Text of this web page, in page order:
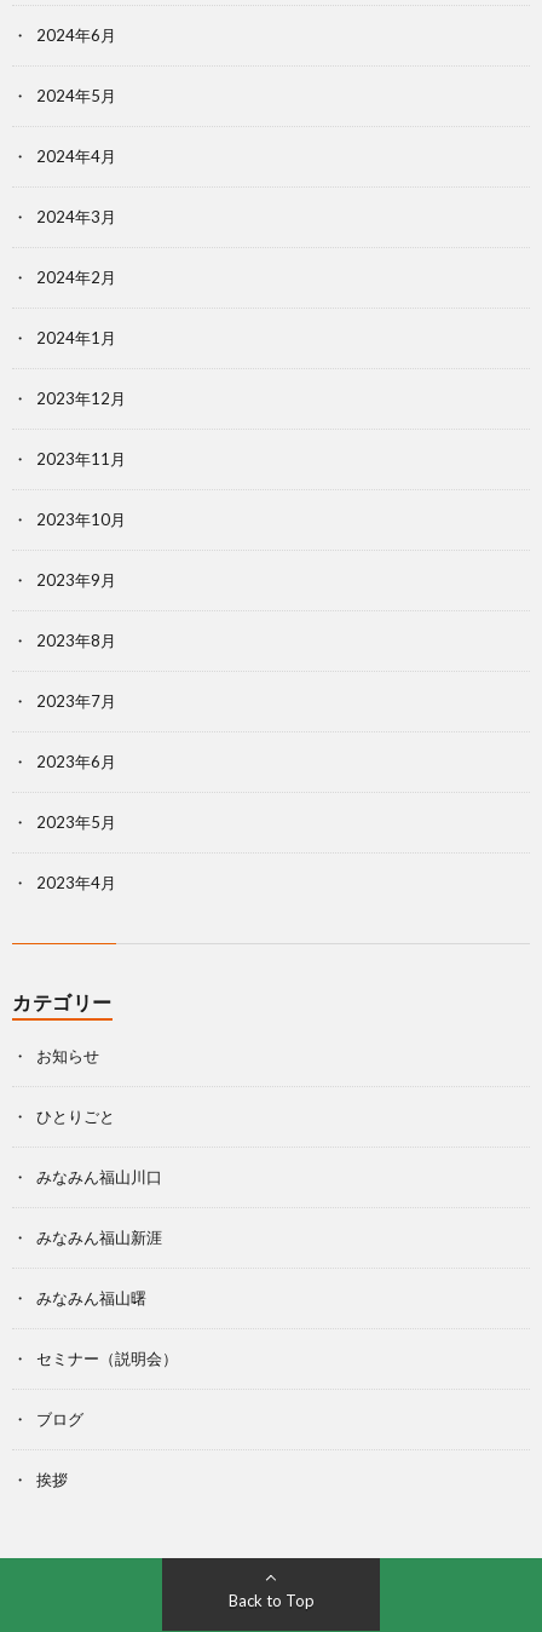
2024年6月
2024年5月
2024年4月
2024年3月
2024年2月
2024年1月
2023年12月
2023年11月
2023年10月
2023年9月
2023年8月
2023年7月
2023年6月
2023年5月
2023年4月
カテゴリー
お知らせ
ひとりごと
みなみん福山川口
みなみん福山新涯
みなみん福山曙
セミナー（説明会）
ブログ
挨拶
Back to Top